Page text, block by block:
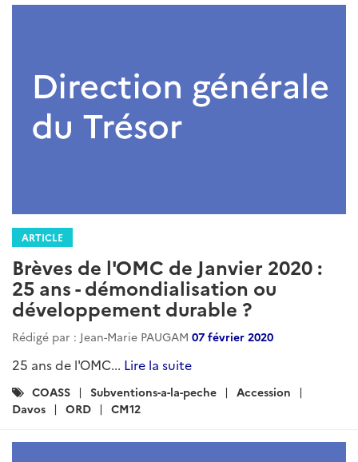
ARTICLE
Brèves de l'OMC de Janvier 2020 :
25 ans - démondialisation ou
développement durable ?
Rédigé par : Jean-Marie PAUGAM 07 février 2020
25 ans de l'OMC... Lire la suite
Catégories
:
COASS Subventions-a-la-peche
Accession
Davos
ORD CM12